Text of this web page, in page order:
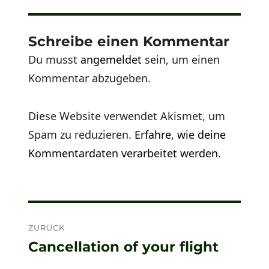
Schreibe einen Kommentar
Du musstangemeldet sein, um einen
Kommentar abzugeben.
Diese Website verwendet Akismet, um
Spam zu reduzieren. Erfahre, wie deine
Kommentardaten verarbeitet werden.
ZURÜCK
Vorheriger
Cancellation of your flight